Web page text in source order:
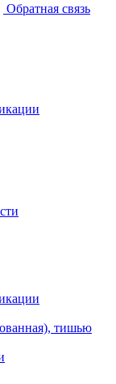
Обратная связь
тишью